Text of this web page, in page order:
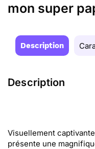
mon super
Description
Description
Visuellement
présente une